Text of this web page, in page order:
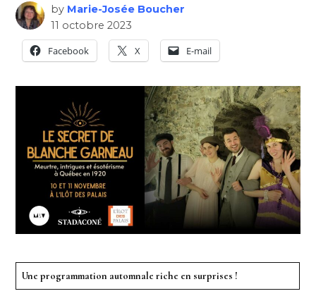
by Marie-Josée Boucher
11 octobre 2023
Facebook
X E-mail
Une programmation automnale riche en surprises !